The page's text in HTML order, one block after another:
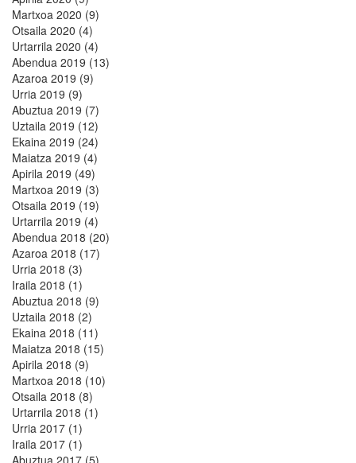
Martxoa 2020 (9)
Otsaila 2020 (4)
Urtarrila 2020 (4)
Abendua 2019 (13)
Azaroa 2019 (9)
Urria 2019 (9)
Abuztua 2019 (7)
Uztaila 2019 (12)
Ekaina 2019 (24)
Maiatza 2019 (4)
Apirila 2019 (49)
Martxoa 2019 (3)
Otsaila 2019 (19)
Urtarrila 2019 (4)
Abendua 2018 (20)
Azaroa 2018 (17)
Urria 2018 (3)
Iraila 2018 (1)
Abuztua 2018 (9)
Uztaila 2018 (2)
Ekaina 2018 (11)
Maiatza 2018 (15)
Apirila 2018 (9)
Martxoa 2018 (10)
Otsaila 2018 (8)
Urtarrila 2018 (1)
Urria 2017 (1)
Iraila 2017 (1)
Abuztua 2017 (5)